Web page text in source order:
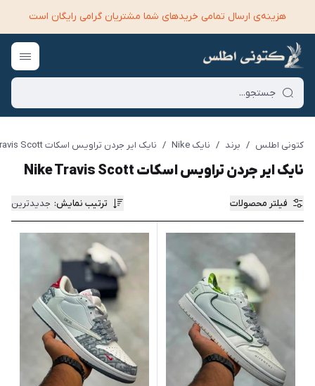
هزینه‌ی ارسال تمامی خرید‌های شما مشتریان گرامی رایگان است
کتونی اطلس / برند / نایک Nike / نایک ایر جردن تراویس اسکات Nike Travis Scott
نایک ایر جردن تراویس اسکات Nike Travis Scott
فیلتر محصولات ترتیب نمایش: جدیدترین